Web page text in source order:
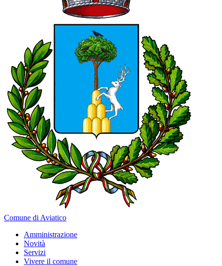
Comune di Aviatico
Amministrazione
Novità
Servizi
Vivere il comune